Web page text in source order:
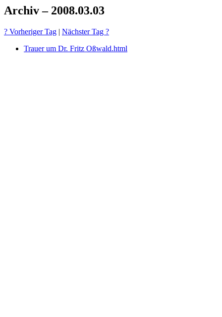
Archiv – 2008.03.03
? Vorheriger Tag | Nächster Tag ?
Trauer um Dr. Fritz Oßwald.html